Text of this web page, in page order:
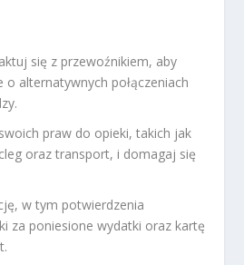
się z przewoźnikiem, aby
o alternatywnych połączeniach
praw do opieki, takich jak
oraz transport, i domagaj się
w tym potwierdzenia
za poniesione wydatki oraz kartę